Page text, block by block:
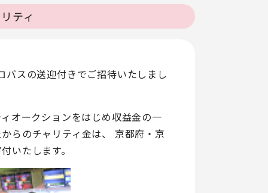
ティ
スの送迎付きでご招待いたしまし
オークションをはじめ収益金の一
らのチャリティ金は、 京都府・京
いたします。